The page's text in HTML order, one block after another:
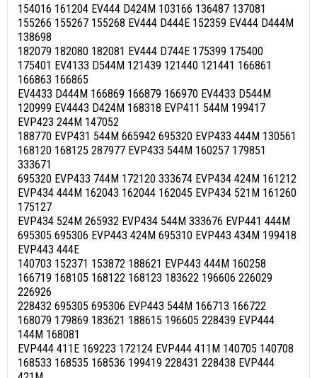
154016 161204 EV444 D424M 103166 136487 137081
155266 155267 155268 EV444 D444E 152359 EV444 D444M
138698
182079 182080 182081 EV444 D744E 175399 175400
175401 EV4133 D544M 121439 121440 121441 166861
166863 166865
EV4433 D444M 166869 166879 166970 EV4433 D544M
120999 EV4443 D424M 168318 EVP411 544M 199417
EVP423 244M 147052
188770 EVP431 544M 665942 695320 EVP433 444M 130561
168120 168125 287977 EVP433 544M 160257 179851
333671
695320 EVP433 744M 172120 333674 EVP434 424M 161212
EVP434 444M 162043 162044 162045 EVP434 521M 161260
175127
EVP434 524M 265932 EVP434 544M 333676 EVP441 444M
695305 695306 EVP443 424M 695310 EVP443 434M 199418
EVP443 444E
140703 152371 153872 188621 EVP443 444M 160258
166719 168105 168122 168123 183622 196606 226029
226926
228432 695305 695306 EVP443 544M 166713 166722
168079 179869 183621 188615 196605 228439 EVP444
144M 168081
EVP444 411E 169223 172124 EVP444 411M 140705 140708
168533 168535 168536 199419 228431 228438 EVP444